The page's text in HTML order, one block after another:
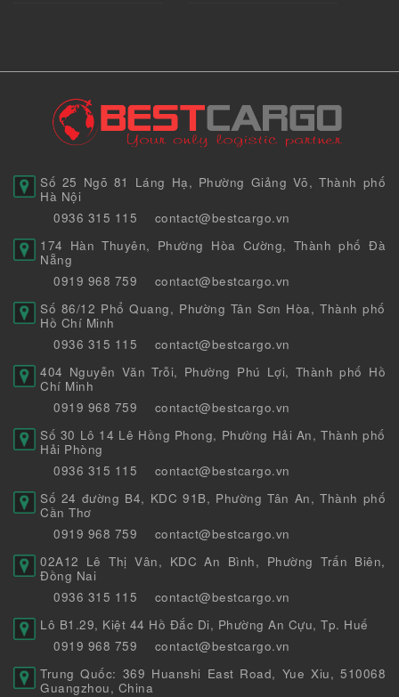
Số 25 Ngõ 81 Láng Hạ, Phường Giảng Võ, Thành phố
Hà Nội
0936 315 115
contact@bestcargo.vn
174 Hàn Thuyên, Phường Hòa Cường, Thành phố Đà
Nẵng
0919 968 759
contact@bestcargo.vn
Số 86/12 Phổ Quang, Phường Tân Sơn Hòa, Thành phố
Hồ Chí Minh
0936 315 115
contact@bestcargo.vn
404 Nguyễn Văn Trỗi, Phường Phú Lợi, Thành phố Hồ
Chí Minh
0919 968 759
contact@bestcargo.vn
Số 30 Lô 14 Lê Hồng Phong, Phường Hải An, Thành phố
Hải Phòng
0936 315 115
contact@bestcargo.vn
Số 24 đường B4, KDC 91B, Phường Tân An, Thành phố
Cần Thơ
0919 968 759
contact@bestcargo.vn
02A12 Lê Thị Vân, KDC An Bình, Phường Trấn Biên,
Đồng Nai
0936 315 115
contact@bestcargo.vn
Lô B1.29, Kiệt 44 Hồ Đắc Di, Phường An Cựu, Tp. Huế
0919 968 759
contact@bestcargo.vn
Trung Quốc: 369 Huanshi East Road, Yue Xiu, 510068
Guangzhou, China